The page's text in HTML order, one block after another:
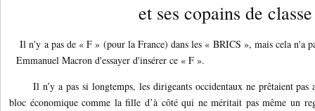
et ses copains de classe
Il n'y a pas de « F » (pour la France) dans les « BRICS », mais cela n'a
Emmanuel Macron d'essayer d'insérer ce « F ».
Il n’y a pas si longtemps, les dirigeants occidentaux ne prêtaient pas
bloc économique comme la fille d’à côté qui ne méritait pas même un